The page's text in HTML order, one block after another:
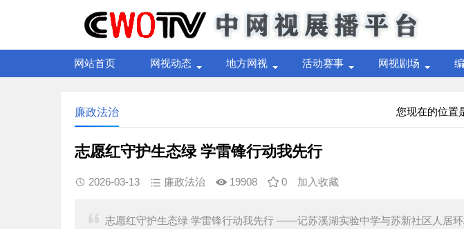
网站首页 网视动态 地方网视 活动赛事 网视剧场
您现在的位置
廉政法治
志愿红守护生态绿 学雷锋行动我先行
2026-03-13 廉政法治 19908 0 加入收藏
志愿红守护生态绿 学雷锋行动我先行 ——记苏溪湖实验中学与苏新社区人居